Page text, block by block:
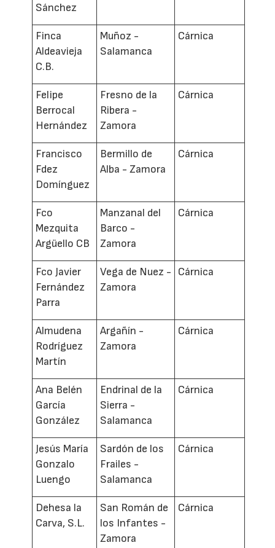
Sánchez
Finca
Aldeavieja
C.B.
Muñoz -
Salamanca
Cárnica
Felipe
Berrocal
Hernández
Fresno de la
Ribera -
Zamora
Cárnica
Francisco
Fdez
Domínguez
Bermillo de
Alba - Zamora
Cárnica
Fco
Mezquita
Argüello CB
Manzanal del
Barco -
Zamora
Cárnica
Fco Javier
Fernández
Parra
Vega de Nuez -
Zamora
Cárnica
Almudena
Rodríguez
Martín
Argañín -
Zamora
Cárnica
Ana Belén
García
González
Endrinal de la
Sierra -
Salamanca
Cárnica
Jesús María
Gonzalo
Luengo
Sardón de los
Frailes -
Salamanca
Cárnica
Dehesa la
Carva, S.L.
San Román de
los Infantes -
Zamora
Cárnica